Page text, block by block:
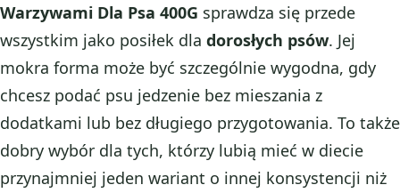
Warzywami Dla Psa 400G sprawdza się przede
wszystkim jako posiłek dla dorosłych psów. Jej
mokra forma może być szczególnie wygodna, gdy
chcesz podać psu jedzenie bez mieszania z
dodatkami lub bez długiego przygotowania. To także
dobry wybór dla tych, którzy lubią mieć w diecie
przynajmniej jeden wariant o innej konsystencji niż